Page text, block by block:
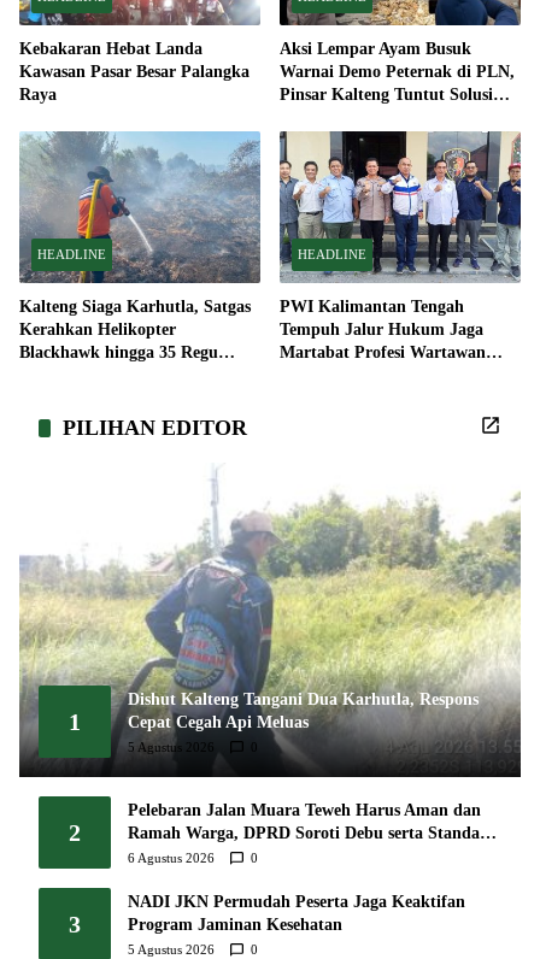
Kebakaran Hebat Landa
Kawasan Pasar Besar Palangka
Raya
Aksi Lempar Ayam Busuk
Warnai Demo Peternak di PLN,
Pinsar Kalteng Tuntut Solusi
HEADLINE
Kalteng Siaga Karhutla, Satgas
Kerahkan Helikopter
Blackhawk hingga 35 Regu
HEADLINE
PWI Kalimantan Tengah
Tempuh Jalur Hukum Jaga
Martabat Profesi Wartawan
PILIHAN EDITOR
1
Dishut Kalteng Tangani Dua Karhutla, Respons
Cepat Cegah Api Meluas
5 Agustus 2026 0
2
Pelebaran Jalan Muara Teweh Harus Aman dan
Ramah Warga, DPRD Soroti Debu serta Standar
K3
6 Agustus 2026 0
3
NADI JKN Permudah Peserta Jaga Keaktifan
Program Jaminan Kesehatan
5 Agustus 2026 0